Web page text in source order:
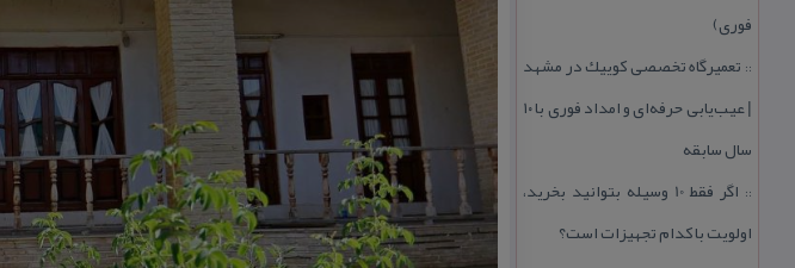
فوری)
:: تعمیرگاه تخصصی كوییك در مشهد
| عیب‌یابی حرفه‌ای و امداد فوری با ۱۰
سال سابقه
::
اگر فقط 10 وسیله بتوانید بخرید،
اولویت با كدام تجهیزات است؟